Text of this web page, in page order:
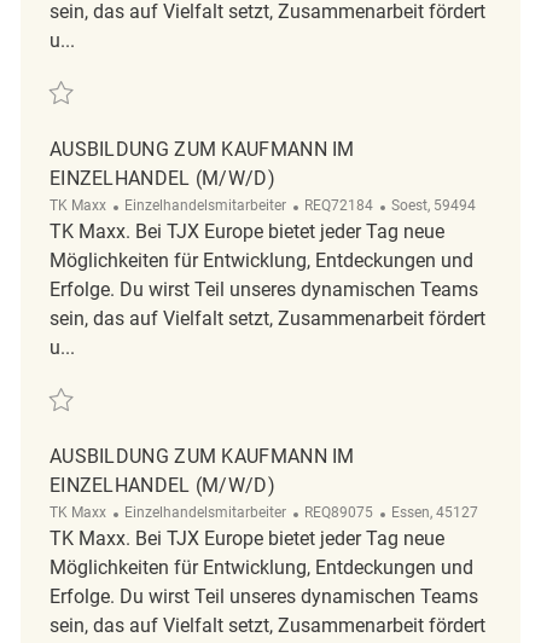
sein, das auf Vielfalt setzt, Zusammenarbeit fördert
u...
Retten Ausbildung zum Kaufmann im Einzelhandel (m/w/d) REQ99654
AUSBILDUNG ZUM KAUFMANN IM
EINZELHANDEL (M/W/D)
TK Maxx Kategorie
Einzelhandelsmitarbeiter ReqId
REQ72184 Ort
Soest, 59494
TK Maxx. Bei TJX Europe bietet jeder Tag neue
Möglichkeiten für Entwicklung, Entdeckungen und
Erfolge. Du wirst Teil unseres dynamischen Teams
sein, das auf Vielfalt setzt, Zusammenarbeit fördert
u...
Retten Ausbildung zum Kaufmann im Einzelhandel (m/w/d) REQ72184
AUSBILDUNG ZUM KAUFMANN IM
EINZELHANDEL (M/W/D)
TK Maxx Kategorie
Einzelhandelsmitarbeiter ReqId
REQ89075 Ort
Essen, 45127
TK Maxx. Bei TJX Europe bietet jeder Tag neue
Möglichkeiten für Entwicklung, Entdeckungen und
Erfolge. Du wirst Teil unseres dynamischen Teams
sein, das auf Vielfalt setzt, Zusammenarbeit fördert